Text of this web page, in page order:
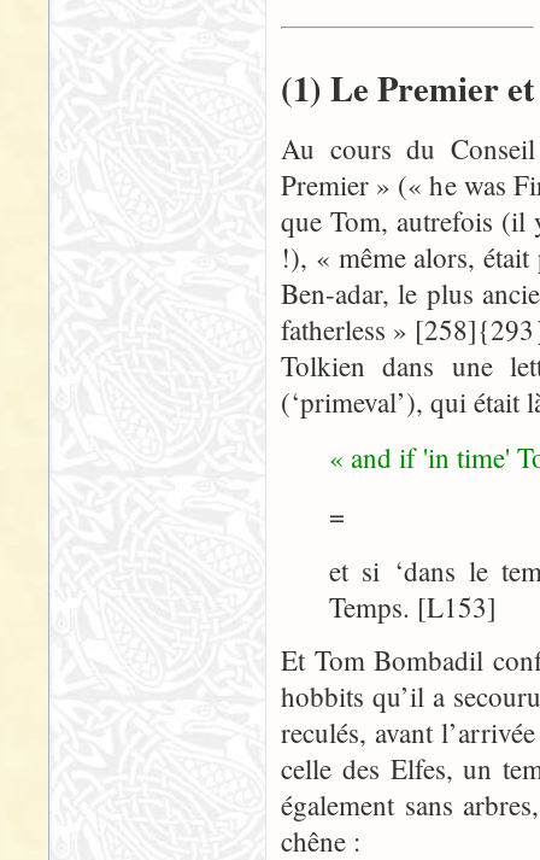
(1) Le Premier et
Au cours du
Premier » (« he was
que Tom, autrefois (il
!), « même alors,
Ben-adar, le plus
fatherless »
Tolkien dans une
(‘primeval’), qui était
« and if 'in time'
=
et si ‘dans le
Temps. [L153]
Et Tom Bombadil
hobbits qu’il a
reculés, avant
celle des Elfes, un
également sans
chêne :